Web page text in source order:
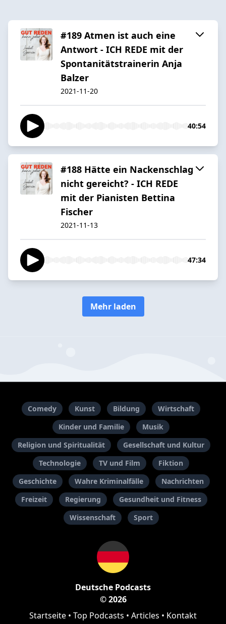
#189 Atmen ist auch eine
Antwort - ICH REDE mit der
Spontanitätstrainerin Anja
Balzer
2021-11-20
40:54
#188 Hätte ein Nackenschlag
nicht gereicht? - ICH REDE
mit der Pianisten Bettina
Fischer
2021-11-13
47:34
Mehr laden
Comedy Kunst Bildung
Wirtschaft
Kinder und Familie
Musik
Religion und Spiritualität
Gesellschaft und Kultur
Technologie
TV und Film
Fiktion
Geschichte
Wahre Kriminalfälle
Nachrichten
Freizeit
Regierung
Gesundheit und Fitness
Wissenschaft
Sport
Deutsche Podcasts
© 2026
Startseite • Top Podcasts • Articles • Kontakt